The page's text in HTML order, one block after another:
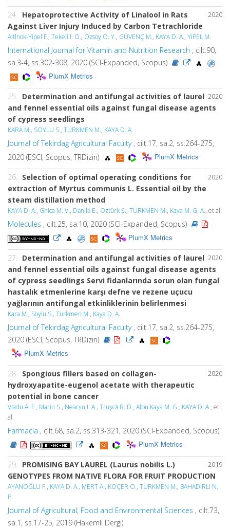
2020
24. Hepatoprotective Activity of Linalool in Rats
Against Liver Injury Induced by Carbon Tetrachloride
Altlnok-Yipel F., Tekeli I. O., Özsoy O. Y., GÜVENÇ M., KAYA D. A., YİPEL M.
International Journal for Vitamin and Nutrition Research , cilt.90,
sa.3-4, ss.302-308, 2020 (SCI-Expanded, Scopus)
PlumX Metrics
2020
25. Determination and antifungal activities of laurel
and fennel essential oils against fungal disease agents
of cypress seedlings
KARA M., SOYLU S., TÜRKMEN M., KAYA D. A.
Journal of Tekirdag Agricultural Faculty, cilt.17, sa.2, ss.264-275,
2020 (ESCI, Scopus, TRDizin)
PlumX Metrics
2020
26. Selection of optimal operating conditions for
extraction of Myrtus communis L. Essential oil by the
steam distillation method
KAYA D. A., Ghica M. V., Dănilă E., Öztürk Ş., TÜRKMEN M., Kaya M. G. A., et al.
Molecules , cilt.25, sa.10, 2020 (SCI-Expanded, Scopus)
PlumX Metrics
2020
27. Determination and antifungal activities of laurel
and fennel essential oils against fungal disease agents
of cypress seedlings Servi fidanlarında sorun olan fungal
hastalık etmenlerine karşı defne ve rezene uçucu
yağlarının antifungal etkinliklerinin belirlenmesi
Kara M., Soylu S., Türkmen M., Kaya D. A.
Journal of Tekirdag Agricultural Faculty, cilt.17, sa.2, ss.264-275,
2020 (ESCI, Scopus, TRDizin)
PlumX Metrics
2020
28. Spongious fillers based on collagen-
hydroxyapatite-eugenol acetate with therapeutic
potential in bone cancer
Vladu A. F., Marin S., Neacșu I. A., Truşcă R. D., Albu Kaya M. G., KAYA D. A., et
al.
Farmacia , cilt.68, sa.2, ss.313-321, 2020 (SCI-Expanded, Scopus)
PlumX Metrics
2019
29. PROMISING BAY LAUREL (Laurus nobilis L.)
GENOTYPES FROM NATIVE FLORA FOR FRUIT PRODUCTION
AYANOĞLU F., KAYA D. A., MERT A., KOÇER O., TÜRKMEN M., BAHADIRLI N.
P.
Journal of Agricultural, Food and Environmental Sciences , cilt.73,
sa.1, ss.17-25, 2019 (Hakemli Dergi)